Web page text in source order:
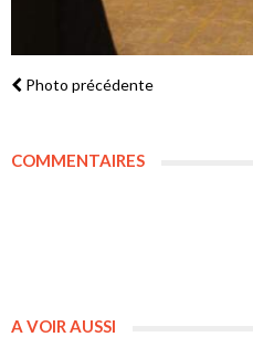
Photo précédente
COMMENTAIRES
A VOIR AUSSI